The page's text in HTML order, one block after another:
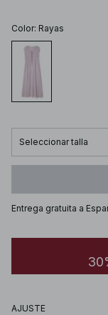
Color: Rayas
Seleccionar talla
Entrega gratuita a
AJUSTE